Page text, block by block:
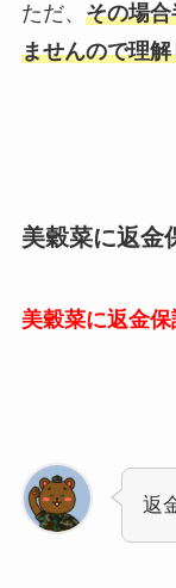
ただ、 その場
ませんので理
美穀菜に返金
美穀菜に返金保
返